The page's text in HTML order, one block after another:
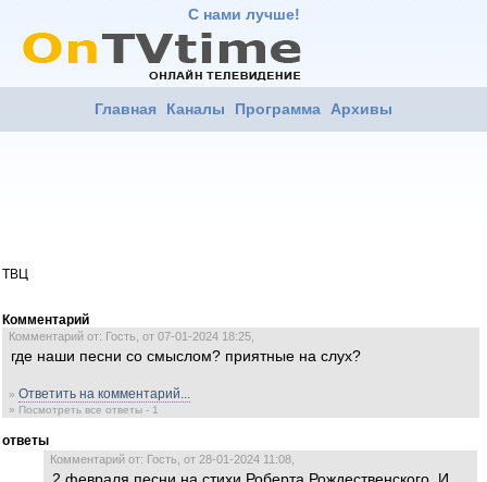
С нами лучше!
Главная Каналы Программа Архивы
ТВЦ
Комментарий
Комментарий от: Гость, от 07-01-2024 18:25,
где наши песни со смыслом? приятные на слух?
» Ответить на комментарий...
» Посмотреть все ответы - 1
ответы
Комментарий от: Гость, от 28-01-2024 11:08,